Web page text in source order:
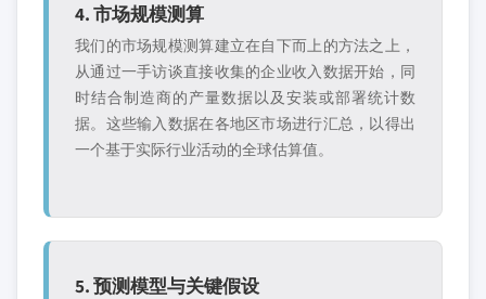
4. 市场规模测算
我们的市场规模测算建立在自下而上的方法之上，
从通过一手访谈直接收集的企业收入数据开始，同
时结合制造商的产量数据以及安装或部署统计数
据。这些输入数据在各地区市场进行汇总，以得出
一个基于实际行业活动的全球估算值。
5. 预测模型与关键假设